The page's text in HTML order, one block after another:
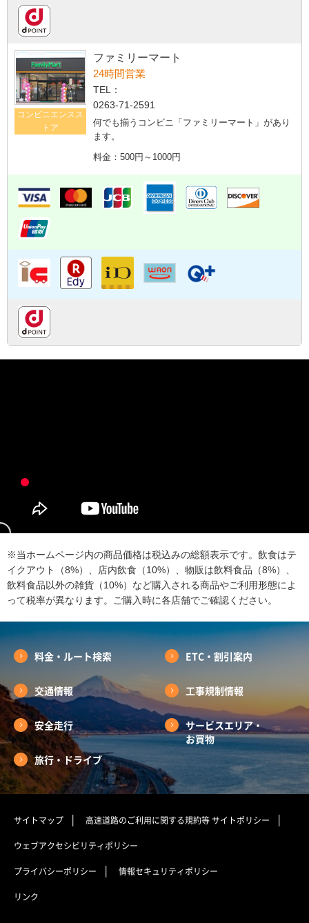
コンビニエンスス
トア
ファミリーマート
24時間営業
TEL：
0263-71-2591
何でも揃うコンビニ「ファミリーマート」があり
ます。
料金：500円～1000円
※当ホームページ内の商品価格は税込みの総額表示です。飲食はテ
イクアウト（8%）、店内飲食（10%）、物販は飲料食品（8%）、
飲料食品以外の雑貨（10%）など購入される商品やご利用形態によ
って税率が異なります。ご購入時に各店舗でご確認ください。
料金・ルート検索 ETC・割引案内
交通情報 工事規制情報
安全走行
サービスエリア・
お買物
旅行・ドライブ
サイトマップ 高速道路のご利用に関する規約等サイトポリシー
ウェブアクセシビリティポリシー
プライバシーポリシー 情報セキュリティポリシー
リンク